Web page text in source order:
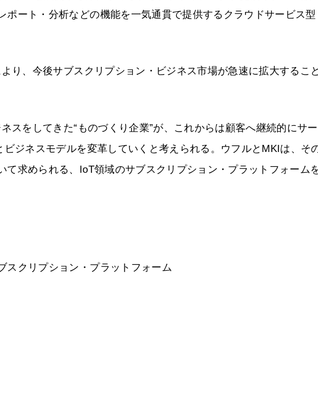
ポート・分析などの機能を一気通貫で提供するクラウドサービス型
り、今後サブスクリプション・ビジネス市場が急速に拡大すること
スをしてきた“ものづくり企業”が、これからは顧客へ継続的にサー
ビジネスモデルを変革していくと考えられる。ウフルとMKIは、そ
て求められる、IoT領域のサブスクリプション・プラットフォーム
スクリプション・プラットフォーム